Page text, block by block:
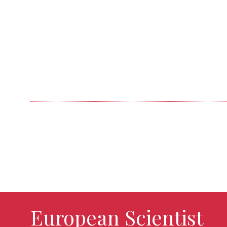
European Scientist